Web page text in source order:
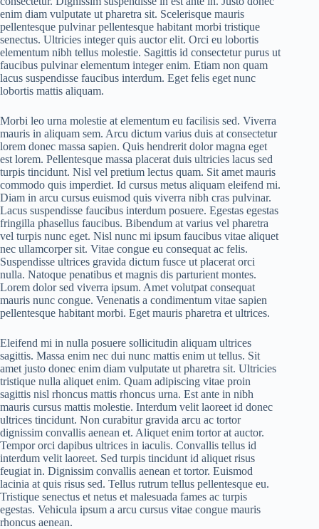
enim diam vulputate ut pharetra sit. Scelerisque mauris
pellentesque pulvinar pellentesque habitant morbi tristique
senectus. Ultricies integer quis auctor elit. Orci eu lobortis
elementum nibh tellus molestie. Sagittis id consectetur purus ut
faucibus pulvinar elementum integer enim. Etiam non quam
lacus suspendisse faucibus interdum. Eget felis eget nunc
lobortis mattis aliquam.
Morbi leo urna molestie at elementum eu facilisis sed. Viverra
mauris in aliquam sem. Arcu dictum varius duis at consectetur
lorem donec massa sapien. Quis hendrerit dolor magna eget
est lorem. Pellentesque massa placerat duis ultricies lacus sed
turpis tincidunt. Nisl vel pretium lectus quam. Sit amet mauris
commodo quis imperdiet. Id cursus metus aliquam eleifend mi.
Diam in arcu cursus euismod quis viverra nibh cras pulvinar.
Lacus suspendisse faucibus interdum posuere. Egestas egestas
fringilla phasellus faucibus. Bibendum at varius vel pharetra
vel turpis nunc eget. Nisl nunc mi ipsum faucibus vitae aliquet
nec ullamcorper sit. Vitae congue eu consequat ac felis.
Suspendisse ultrices gravida dictum fusce ut placerat orci
nulla. Natoque penatibus et magnis dis parturient montes.
Lorem dolor sed viverra ipsum. Amet volutpat consequat
mauris nunc congue. Venenatis a condimentum vitae sapien
pellentesque habitant morbi. Eget mauris pharetra et ultrices.
Eleifend mi in nulla posuere sollicitudin aliquam ultrices
sagittis. Massa enim nec dui nunc mattis enim ut tellus. Sit
amet justo donec enim diam vulputate ut pharetra sit. Ultricies
tristique nulla aliquet enim. Quam adipiscing vitae proin
sagittis nisl rhoncus mattis rhoncus urna. Est ante in nibh
mauris cursus mattis molestie. Interdum velit laoreet id donec
ultrices tincidunt. Non curabitur gravida arcu ac tortor
dignissim convallis aenean et. Aliquet enim tortor at auctor.
Tempor orci dapibus ultrices in iaculis. Convallis tellus id
interdum velit laoreet. Sed turpis tincidunt id aliquet risus
feugiat in. Dignissim convallis aenean et tortor. Euismod
lacinia at quis risus sed. Tellus rutrum tellus pellentesque eu.
Tristique senectus et netus et malesuada fames ac turpis
egestas. Vehicula ipsum a arcu cursus vitae congue mauris
rhoncus aenean.